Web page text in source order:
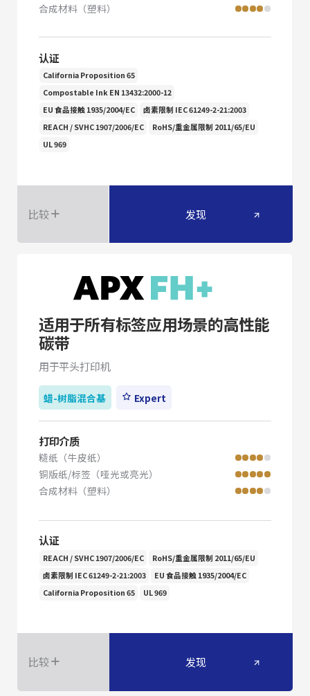
合成材料（塑料）
认证
California Proposition 65
Compostable Ink EN 13432:2000-12
EU 食品接触 1935/2004/EC
卤素限制 IEC 61249-2-21:2003
REACH / SVHC 1907/2006/EC
RoHS/重金属限制 2011/65/EU
UL 969
比较 发现
适用于所有标签应用场景的高性能
碳带
用于平头打印机
蜡-树脂混合基 Expert
打印介质
糙纸（牛皮纸）
铜版纸/标签（哑光或亮光）
合成材料（塑料）
认证
REACH / SVHC 1907/2006/EC
RoHS/重金属限制 2011/65/EU
卤素限制 IEC 61249-2-21:2003
EU 食品接触 1935/2004/EC
California Proposition 65
UL 969
比较 发现